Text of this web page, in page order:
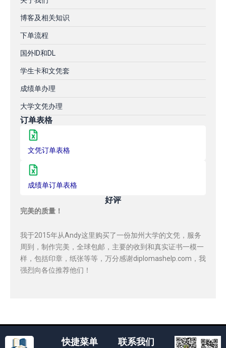
博客及相关知识
下单流程
国外ID和DL
学生卡和文凭套
成绩单办理
大学文凭办理
订单表格
文凭订单表格
成绩单订单表格
好评
完美的质量！
我于2015年从Andy这里购买了一份加州大学的文凭，服务
周到，制作完美，全球包邮，主要的收到和真实证书一模一
样，包括印章，纸张等等，万分感谢diplomashelp.com，我
强烈向各位推荐他们！
快捷菜单 联系我们